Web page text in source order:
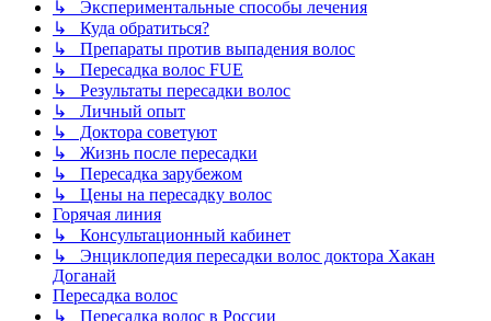
↳ Экспериментальные способы лечения
↳ Куда обратиться?
↳ Препараты против выпадения волос
↳ Пересадка волос FUE
↳ Результаты пересадки волос
↳ Личный опыт
↳ Доктора советуют
↳ Жизнь после пересадки
↳ Пересадка зарубежом
↳ Цены на пересадку волос
Горячая линия
↳ Консультационный кабинет
↳ Энциклопедия пересадки волос доктора Хакан
Доганай
Пересадка волос
↳ Пересадка волос в России